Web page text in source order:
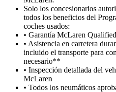
Solo los concesionarios
todos los beneficios del
coches usados:
• Garantía McLaren
• Asistencia en carretera
incluido el transporte para
necesario**
• Inspección detallada del
McLaren
• Todos los neumáticos